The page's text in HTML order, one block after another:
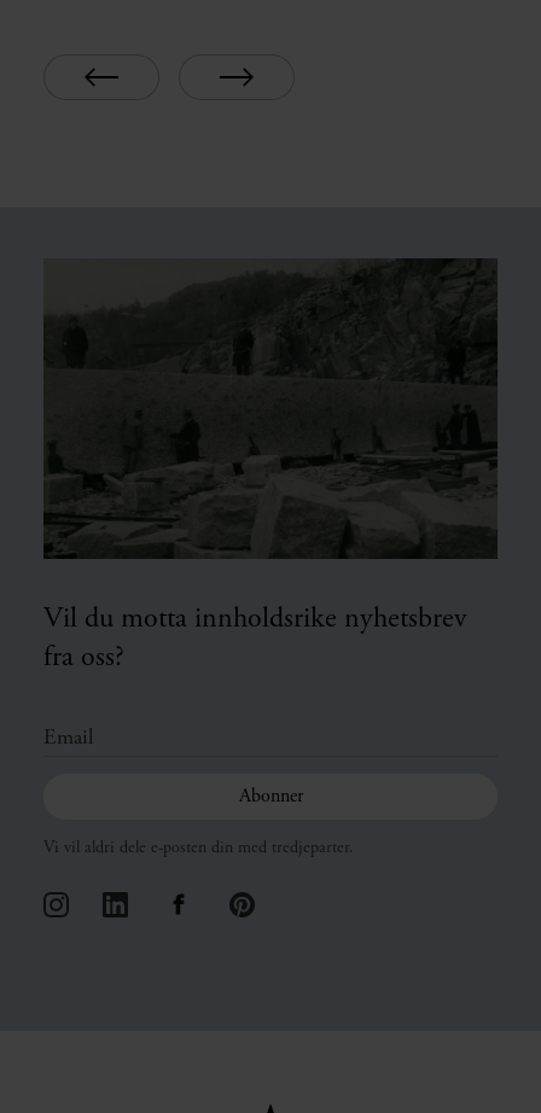
Vil du motta innholdsrike nyhetsbrev
fra oss?
Vi vil aldri dele e-posten din med tredjeparter.